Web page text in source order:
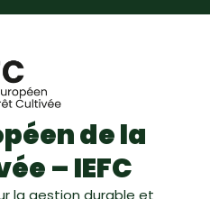
de la
– IEFC
la gestion durable et